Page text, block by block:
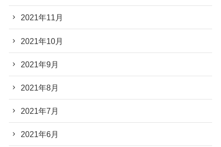
2021年11月
2021年10月
2021年9月
2021年8月
2021年7月
2021年6月